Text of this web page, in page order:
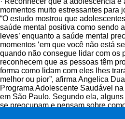
momentos muito estressantes para
“O estudo mostrou que
saúde mental positiva como sendo
leves’ enquanto a saúde mental
momentos ‘em que você não está
quando não consegue lidar com os
reconhecem que as pessoas têm
forma como lidam com eles lhes
melhor ou pior”, afirma Angelica
Programa Adolescente Saudável
em São Paulo. Segundo ela,
se preocupam e pensam sobre